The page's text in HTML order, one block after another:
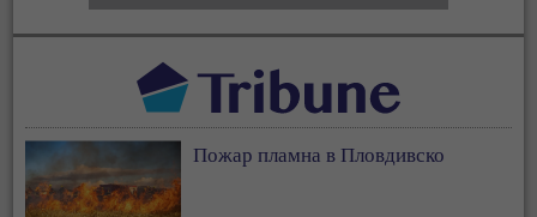
Пожар пламна в Пловдивско